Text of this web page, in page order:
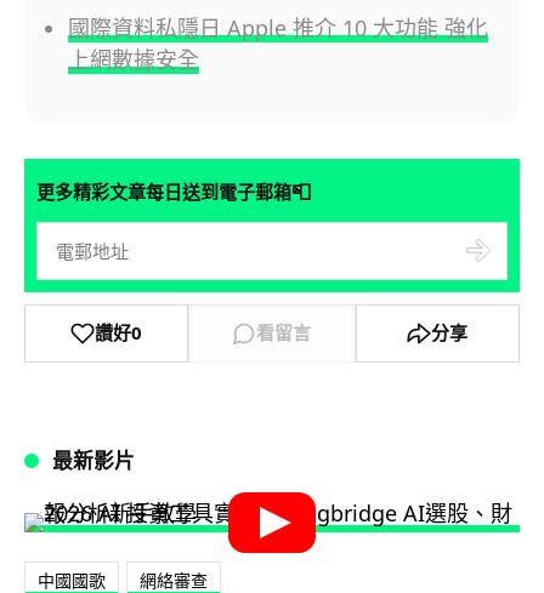
國際資料私隱日 Apple 推介 10 大功能 強化
上網數據安全
更多精彩文章每日送到電子郵箱📮
讚好0 看留言 分享
最新影片
中國國歌 網絡審查